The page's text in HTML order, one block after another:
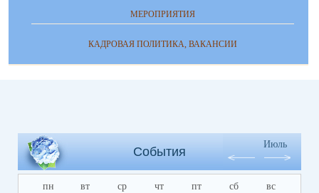
МЕРОПРИЯТИЯ
КАДРОВАЯ ПОЛИТИКА, ВАКАНСИИ
События
Июль
пн вт ср чт пт сб вс